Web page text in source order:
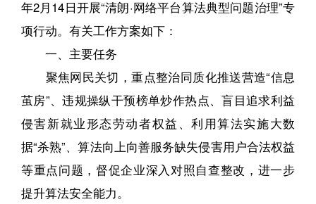
年2月14日开展“清朗·网络平台算法典型问题治理”专
项行动。有关工作方案如下：
一、主要任务
聚焦网民关切，重点整治同质化推送营造“信息
茧房”、违规操纵干预榜单炒作热点、盲目追求利益
侵害新就业形态劳动者权益、利用算法实施大数
据“杀熟”、算法向上向善服务缺失侵害用户合法权益
等重点问题，督促企业深入对照自查整改，进一步
提升算法安全能力。